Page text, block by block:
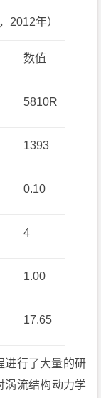
2012年）
数值
5810R
1393
0.10
4
1.00
17.65
进行了大量的研
涡流结构动力学